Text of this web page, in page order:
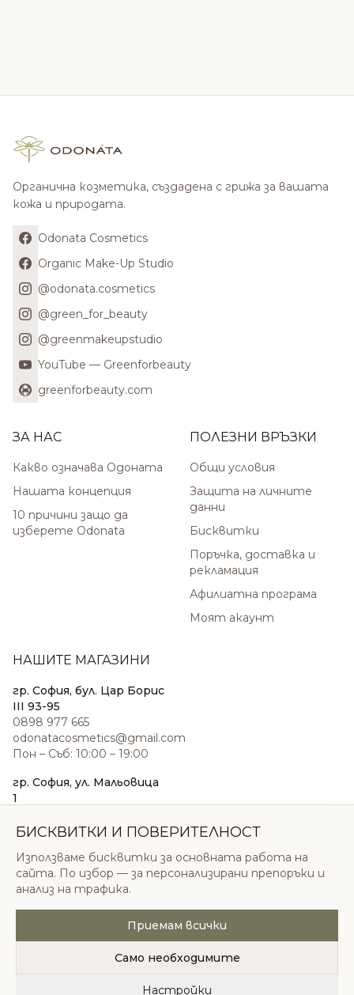
Органична козметика, създадена с грижа за вашата
кожа и природата.
Odonata Cosmetics
Organic Make-Up Studio
@odonata.cosmetics
@green_for_beauty
@greenmakeupstudio
YouTube — Greenforbeauty
greenforbeauty.com
ЗА НАС
Какво означава Одоната
Нашата концепция
10 причини защо да
изберете Odonata
ПОЛЕЗНИ ВРЪЗКИ
Общи условия
Защита на личните
данни
Бисквитки
Поръчка, доставка и
рекламация
Афилиатна програма
Моят акаунт
НАШИТЕ МАГАЗИНИ
гр. София, бул. Цар Борис
III 93-95
0898 977 665
odonatacosmetics@gmail.com
Пон – Съб: 10:00 – 19:00
гр. София, ул. Мальовица
1
sales@odonatacosmetics.com
Нед: 11:00 – 18:00
© 2026 Одоната Козметикс ООД. Всички права
запазени.
Политика за поверителностОбщи условия
БИСКВИТКИ И ПОВЕРИТЕЛНОСТ
Използваме бисквитки за основната работа на
сайта. По избор — за персонализирани препоръки и
анализ на трафика.
Приемам всички
Само необходимите
Настройки